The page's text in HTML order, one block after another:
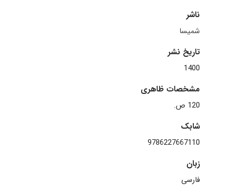
ناشر
شمیسا
تاریخ نشر
1400
مشخصات ظاهری
120 ص.
شابک
‫‬‭9786227667110
زبان
فارسی